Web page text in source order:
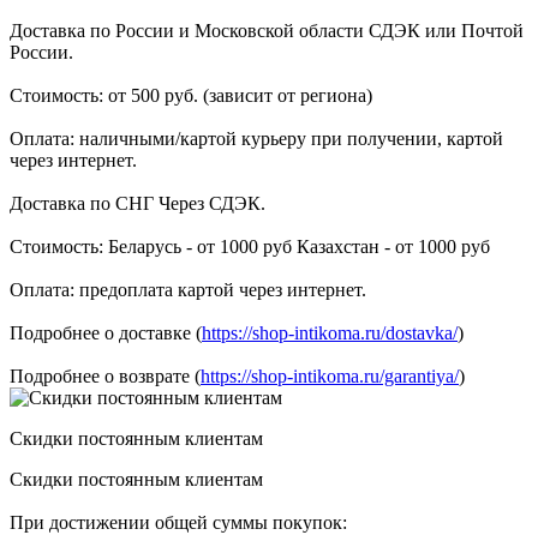
Доставка по России и Московской области СДЭК или Почтой
России.
Стоимость: от 500 руб. (зависит от региона)
Оплата: наличными/картой курьеру при получении, картой
через интернет.
Доставка по СНГ Через СДЭК.
Стоимость: Беларусь - от 1000 руб Казахстан - от 1000 руб
Оплата: предоплата картой через интернет.
Подробнее о доставке (https://shop-intikoma.ru/dostavka/)
Подробнее о возврате (https://shop-intikoma.ru/garantiya/)
Скидки постоянным клиентам
Скидки постоянным клиентам
При достижении общей суммы покупок: